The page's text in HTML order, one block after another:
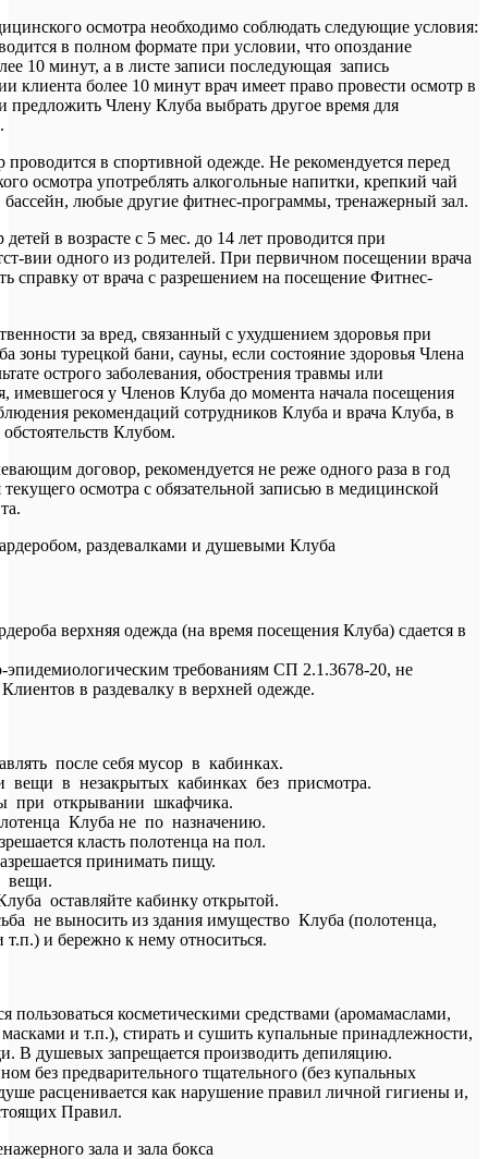
осмотра необходимо соблюдать следующие условия:
в полном формате при условии, что опоздание
10 минут, а в листе записи последующая запись
клиента более 10 минут врач имеет право провести осмотр в
Члену Клуба выбрать другое время для
в спортивной одежде. Не рекомендуется перед
осмотра употреблять алкогольные напитки, крепкий чай
бассейн, любые другие фитнес-программы, тренажерный зал.
в возрасте с 5 мес. до 14 лет проводится при
вии одного из родителей. При первичном посещении врача
справку от врача с разрешением на посещение Фитнес-
за вред, связанный с ухудшением здоровья при
турецкой бани, сауны, если состояние здоровья Члена
острого заболевания, обострения травмы или
имевшегося у Членов Клуба до момента начала посещения
рекомендаций сотрудников Клуба и врача Клуба, в
Клубом.
договор, рекомендуется не реже одного раза в год
осмотра с обязательной записью в медицинской
раздевалками и душевыми Клуба
верхняя одежда (на время посещения Клуба) сдается в
эпидемиологическим требованиям СП 2.1.3678-20, не
в раздевалку в верхней одежде.
после себя мусор в кабинках.
вещи в незакрытых кабинках без присмотра.
при открывании шкафчика.
Клуба не по назначению.
класть полотенца на пол.
принимать пищу.
вещи.
оставляйте кабинку открытой.
не выносить из здания имущество Клуба (полотенца,
и бережно к нему относиться.
пользоваться косметическими средствами (аромамаслами,
и т.п.), стирать и сушить купальные принадлежности,
В душевых запрещается производить депиляцию.
без предварительного тщательного (без купальных
расценивается как нарушение правил личной гигиены и,
Правил.
зала и зала бокса